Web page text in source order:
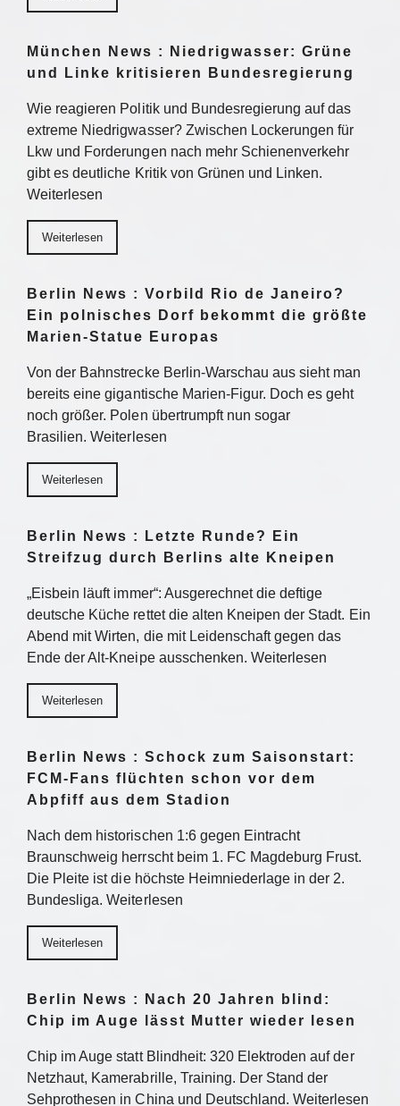
München News : Niedrigwasser: Grüne
und Linke kritisieren Bundesregierung
Wie reagieren Politik und Bundesregierung auf das
extreme Niedrigwasser? Zwischen Lockerungen für
Lkw und Forderungen nach mehr Schienenverkehr
gibt es deutliche Kritik von Grünen und Linken.
Weiterlesen
Weiterlesen
Berlin News : Vorbild Rio de Janeiro?
Ein polnisches Dorf bekommt die größte
Marien-Statue Europas
Von der Bahnstrecke Berlin-Warschau aus sieht man
bereits eine gigantische Marien-Figur. Doch es geht
noch größer. Polen übertrumpft nun sogar
Brasilien. Weiterlesen
Weiterlesen
Berlin News : Letzte Runde? Ein
Streifzug durch Berlins alte Kneipen
„Eisbein läuft immer“: Ausgerechnet die deftige
deutsche Küche rettet die alten Kneipen der Stadt. Ein
Abend mit Wirten, die mit Leidenschaft gegen das
Ende der Alt-Kneipe ausschenken. Weiterlesen
Weiterlesen
Berlin News : Schock zum Saisonstart:
FCM-Fans flüchten schon vor dem
Abpfiff aus dem Stadion
Nach dem historischen 1:6 gegen Eintracht
Braunschweig herrscht beim 1. FC Magdeburg Frust.
Die Pleite ist die höchste Heimniederlage in der 2.
Bundesliga. Weiterlesen
Weiterlesen
Berlin News : Nach 20 Jahren blind:
Chip im Auge lässt Mutter wieder lesen
Chip im Auge statt Blindheit: 320 Elektroden auf der
Netzhaut, Kamerabrille, Training. Der Stand der
Sehprothesen in China und Deutschland. Weiterlesen